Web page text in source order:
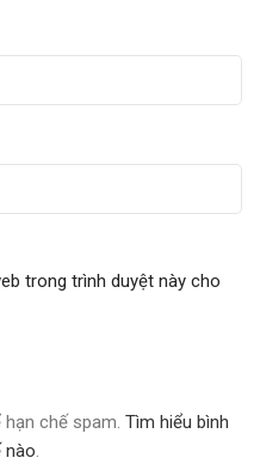
trong trình duyệt này cho
chế spam. Tìm hiểu bình
nào.